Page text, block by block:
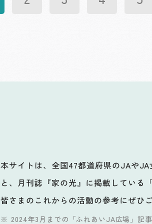
本サイトは、全国47都道府県のJAや
と、月刊誌『家の光』に掲載している
皆さまのこれからの活動の参考にぜひ
2024年3月までの「ふれあいJA広場」記事